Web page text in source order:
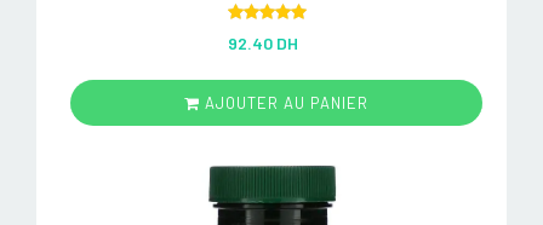
out of 5
92.40 DH
AJOUTER AU PANIER